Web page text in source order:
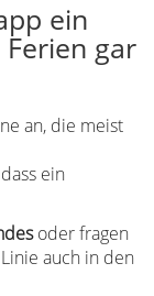
ein
gar
an, die meist
ein
oder fragen
auch in den